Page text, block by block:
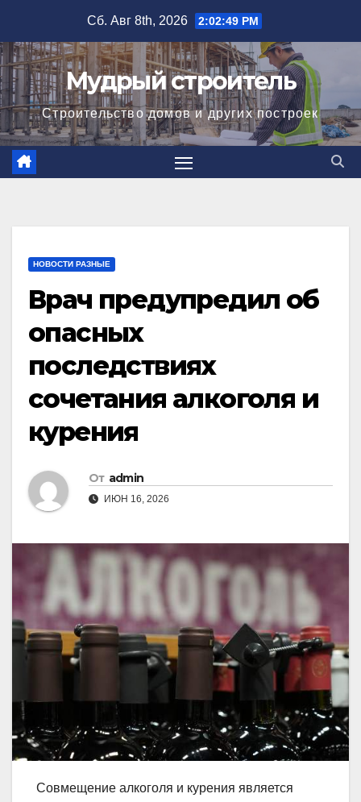
содержимому
Сб. Авг 8th, 2026 2:02:50 PM
Мудрый строитель
Строительство домов и других построек
НОВОСТИ РАЗНЫЕ
Врач предупредил об
опасных
последствиях
сочетания алкоголя и
курения
От admin
ИЮН 16, 2026
Совмещение алкоголя и курения является